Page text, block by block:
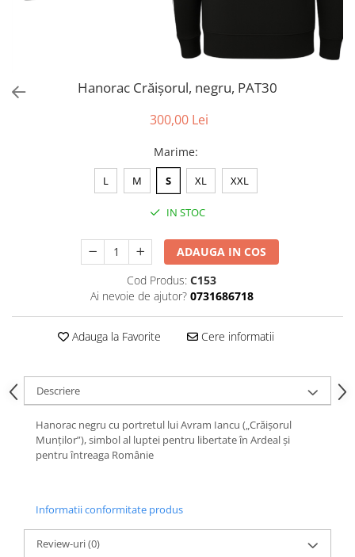
Hanorac Crăișorul, negru, PAT30
300,00 Lei
Marime:
L M S XL XXL
IN STOC
ADAUGA IN COS
Cod Produs: C153
Ai nevoie de ajutor? 0731686718
Adauga la Favorite Cere informatii
Descriere
Hanorac negru cu portretul lui Avram Iancu („Crăișorul
Munților”), simbol al luptei pentru libertate în Ardeal și
pentru întreaga Românie
Informatii conformitate produs
Review-uri(0)